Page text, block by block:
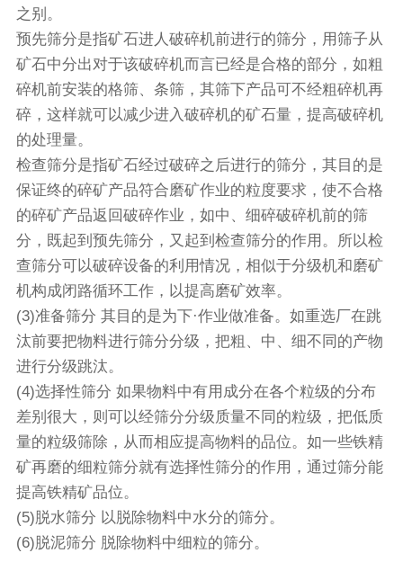
之别。
预先筛分是指矿石进人破碎机前进行的筛分，用筛子从
矿石中分出对于该破碎机而言已经是合格的部分，如粗
碎机前安装的格筛、条筛，其筛下产品可不经粗碎机再
碎，这样就可以减少进入破碎机的矿石量，提高破碎机
的处理量。
检查筛分是指矿石经过破碎之后进行的筛分，其目的是
保证终的碎矿产品符合磨矿作业的粒度要求，使不合格
的碎矿产品返回破碎作业，如中、细碎破碎机前的筛
分，既起到预先筛分，又起到检查筛分的作用。所以检
查筛分可以破碎设备的利用情况，相似于分级机和磨矿
机构成闭路循环工作，以提高磨矿效率。
(3)准备筛分 其目的是为下·作业做准备。如重选厂在跳
汰前要把物料进行筛分分级，把粗、中、细不同的产物
进行分级跳汰。
(4)选择性筛分 如果物料中有用成分在各个粒级的分布
差别很大，则可以经筛分分级质量不同的粒级，把低质
量的粒级筛除，从而相应提高物料的品位。如一些铁精
矿再磨的细粒筛分就有选择性筛分的作用，通过筛分能
提高铁精矿品位。
(5)脱水筛分 以脱除物料中水分的筛分。
(6)脱泥筛分 脱除物料中细粒的筛分。